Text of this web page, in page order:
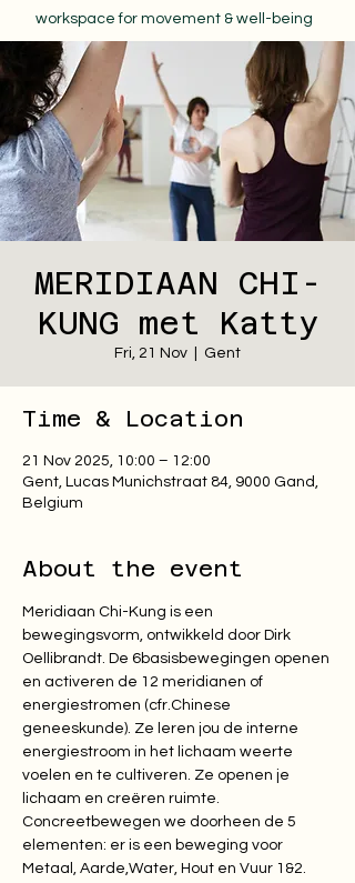
workspace for movement & well-being
MERIDIAAN CHI-
KUNG met Katty
Fri, 21 Nov Gent
Time & Location
21 Nov 2025, 10:00 – 12:00
Gent, Lucas Munichstraat 84, 9000 Gand,
Belgium
About the event
Meridiaan Chi-Kung is een
bewegingsvorm, ontwikkeld door Dirk
Oellibrandt. De 6basisbewegingen openen
en activeren de 12 meridianen of
energiestromen (cfr.Chinese
geneeskunde). Ze leren jou de interne
energiestroom in het lichaam weerte
voelen en te cultiveren. Ze openen je
lichaam en creëren ruimte.
Concreetbewegen we doorheen de 5
elementen: er is een beweging voor
Metaal, Aarde,Water, Hout en Vuur 1&2.